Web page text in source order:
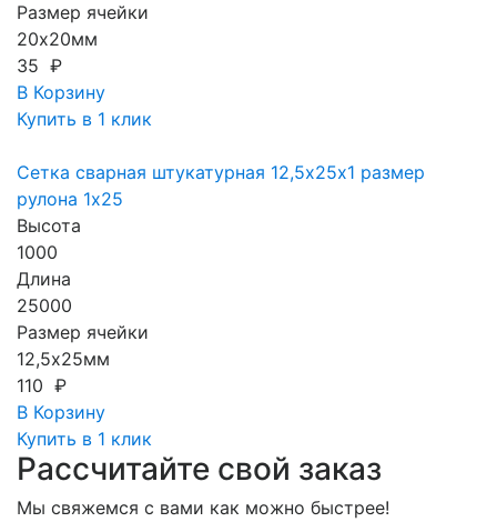
Размер ячейки
20х20мм
35 ₽
В Корзину
Купить в 1 клик
Сетка сварная штукатурная 12,5х25х1 размер
рулона 1х25
Высота
1000
Длина
25000
Размер ячейки
12,5х25мм
110 ₽
В Корзину
Купить в 1 клик
Рассчитайте свой заказ
Мы свяжемся с вами как можно быстрее!